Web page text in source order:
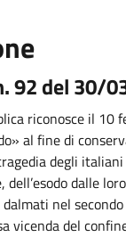
92 del 30/
riconosce il 10
al fine di
degli
dalle
nel
vicenda del